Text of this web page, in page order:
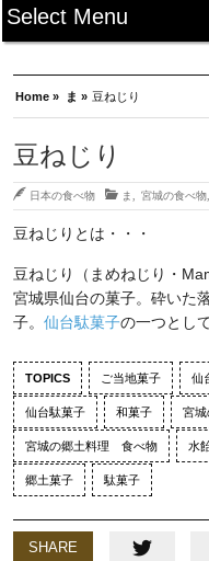
Home » ま » 豆ねじり
豆ねじり
日本の食べ物 ま 宮城の食べ物
豆ねじりとは・・・
豆ねじり（まめねじり・
宮城県仙台の菓子。砕いた
子。 仙台駄菓子の一つとし
TOPICS ご当地菓子 仙
仙台駄菓子 和菓子 宮城
宮城の郷土料理 食べ物 水
郷土菓子 駄菓子
SHARE